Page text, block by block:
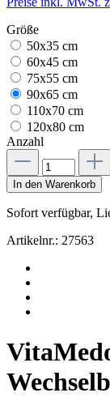
Größe
50x35 cm
60x45 cm
75x55 cm
90x65 cm
110x70 cm
120x80 cm
Anzahl
In den Warenkorb
Sofort verfügbar,
Artikelnr.: 27563